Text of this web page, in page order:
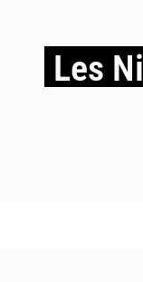
Les